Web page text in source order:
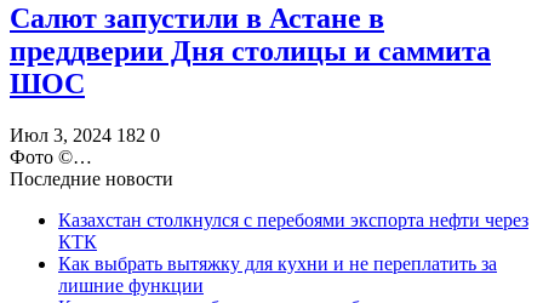
Салют запустили в Астане в
преддверии Дня столицы и саммита
ШОС
Июл 3, 2024 182 0
Фото ©️…
Последние новости
Казахстан столкнулся с перебоями экспорта нефти через
КТК
Как выбрать вытяжку для кухни и не переплатить за
лишние функции